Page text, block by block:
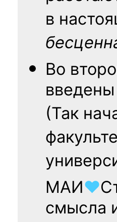
в
Во
(Так
МАИ♥
смысла